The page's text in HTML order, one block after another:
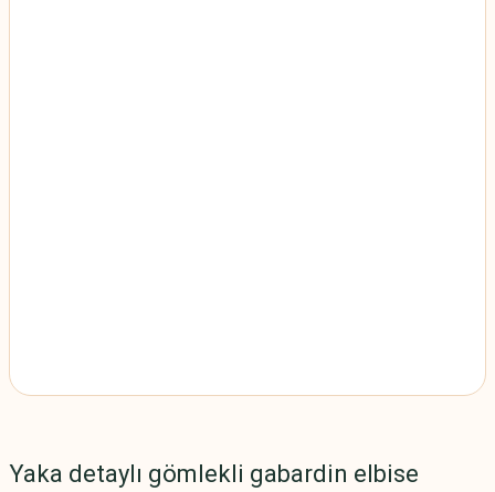
Yaka detaylı gömlekli gabardin elbise